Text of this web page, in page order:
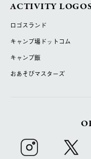
ACTIVITY
ロゴスランド
キャンプ場ドットコム
キャンプ飯
おあそびマスターズ